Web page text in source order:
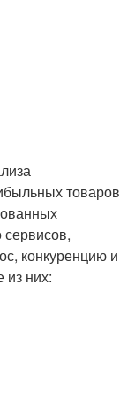
товаров
конкуренцию и
из них: